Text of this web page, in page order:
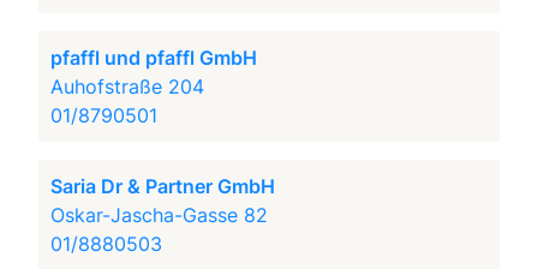
pfaffl und pfaffl GmbH
Auhofstraße 204
01/8790501
Saria Dr & Partner GmbH
Oskar-Jascha-Gasse 82
01/8880503